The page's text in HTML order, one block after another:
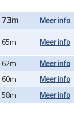
73m
Meer info
65m
Meer info
62m
Meer info
60m
Meer info
58m Meer info